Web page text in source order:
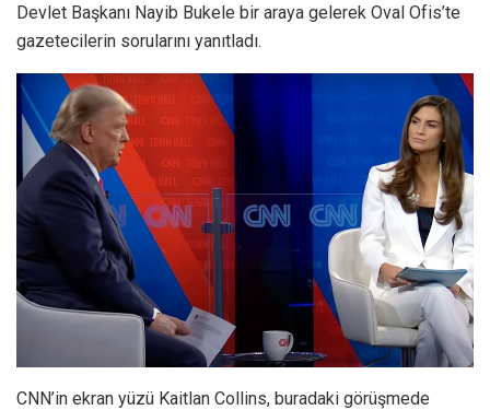
Devlet Başkanı Nayib Bukele bir araya gelerek Oval Ofis’te
gazetecilerin sorularını yanıtladı.
CNN’in ekran yüzü Kaitlan Collins, buradaki görüşmede